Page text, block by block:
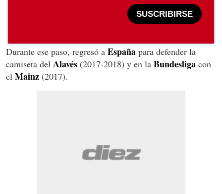
SUSCRIBIRSE
Durante ese paso, regresó a España para defender la
camiseta del Alavés (2017-2018) y en la Bundesliga con
el Mainz (2017).